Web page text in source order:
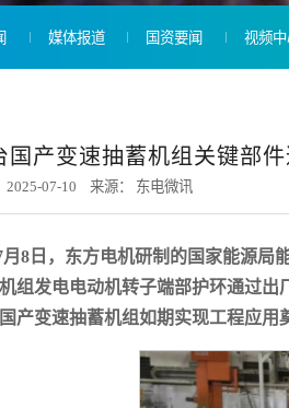
媒体报道 国资要闻 视频
国产变速抽蓄机组关键部
2025-07-10 来源： 东电微讯
月8日，东方电机研制的国家能源
组发电电动机转子端部护环通过
产变速抽蓄机组如期实现工程应用